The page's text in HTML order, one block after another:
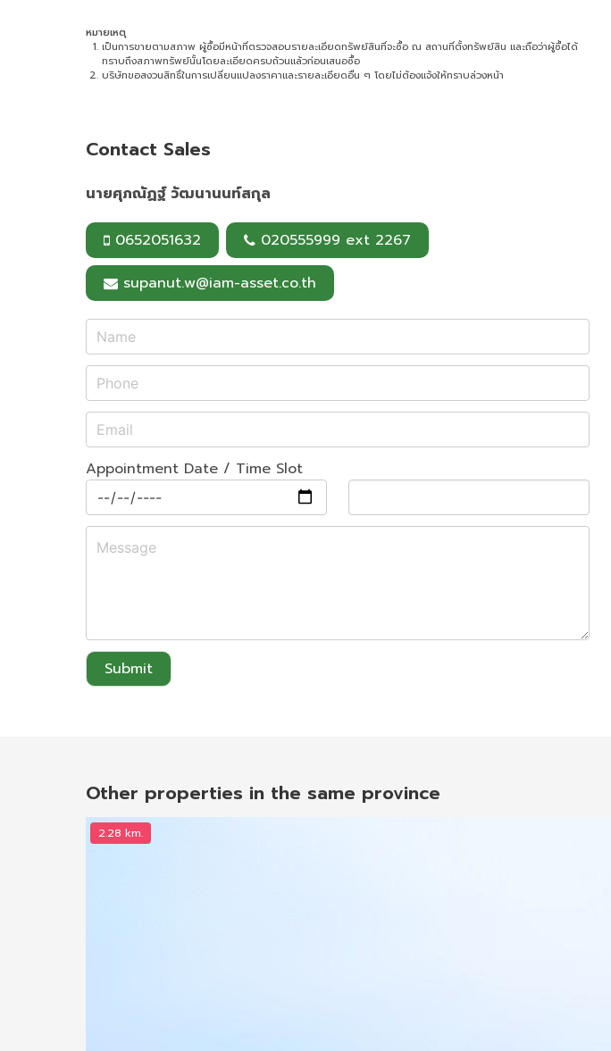
หมายเหตุ
เป็นการขายตามสภาพ ผู้ซื้อมีหน้าที่ตรวจสอบรายละเอียดทรัพย์สินที่จะซื้อ ณ สถานที่ตั้งทรัพย์สิน และถือว่าผู้ซื้อได้
ทราบถึงสภาพทรัพย์นั้นโดยละเอียดครบถ้วนแล้วก่อนเสนอซื้อ
บริษัทขอสงวนสิทธิ์ในการเปลี่ยนแปลงราคาและรายละเอียดอื่น ๆ โดยไม่ต้องแจ้งให้ทราบล่วงหน้า
Contact Sales
นายศุภณัฏฐ์ วัฒนานนท์สกุล
0652051632
020555999 ext 2267
supanut.w@iam-asset.co.th
Appointment Date / Time Slot
Submit
Other properties in the same province
2.28 km.